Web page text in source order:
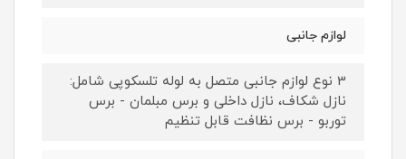
لوازم جانبی
3 نوع لوازم جانبی متصل به لوله تلسکوپی شامل:
نازل شکاف، نازل داخلی و برس مبلمان - برس
توربو - برس نظافت قابل تنظیم